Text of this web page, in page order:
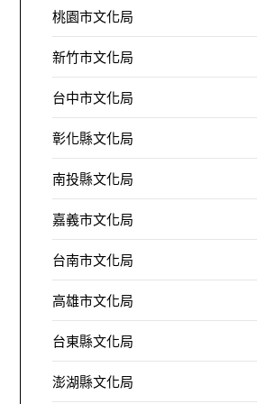
桃園市文化局
新竹市文化局
台中市文化局
彰化縣文化局
南投縣文化局
嘉義市文化局
台南市文化局
高雄市文化局
台東縣文化局
澎湖縣文化局